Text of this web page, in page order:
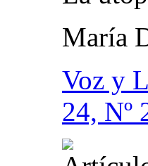
María
Voz y
24, Nº